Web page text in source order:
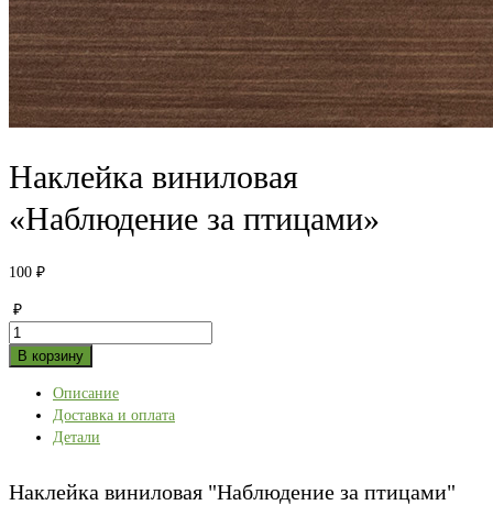
Наклейка виниловая
«Наблюдение за птицами»
100 ₽
₽
Количество
товара
виниловая
"Наблюдение
В корзину
Описание
Доставка и оплата
Детали
Наклейка виниловая "Наблюдение за птицами"